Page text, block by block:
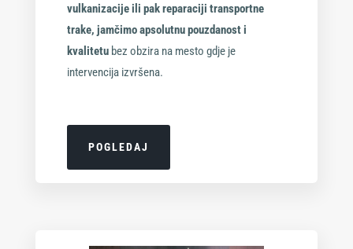
vulkanizacije ili pak reparaciji transportne
trake, jamčimo apsolutnu pouzdanost i
kvalitetu bez obzira na mesto gdje je
intervencija izvršena.
POGLEDAJ